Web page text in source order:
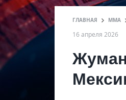
ГЛАВНАЯ ММА
16 апреля 2026